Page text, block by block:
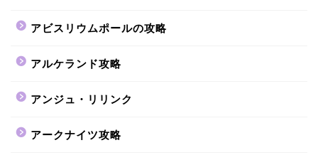
アビスリウムポールの攻略
アルケランド攻略
アンジュ・リリンク
アークナイツ攻略